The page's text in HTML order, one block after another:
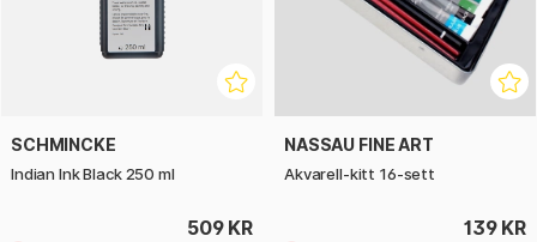
SCHMINCKE
Indian Ink Black 250 ml
509 KR
NASSAU FINE ART
Akvarell-kitt 16-sett
139 KR